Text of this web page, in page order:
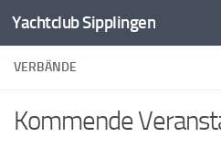
Zum Inhalt springen
Yachtclub Sipplingen
VERBÄNDE
Kommende